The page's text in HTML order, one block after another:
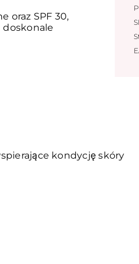
oraz SPF 30,
doskonale
kondycję skóry